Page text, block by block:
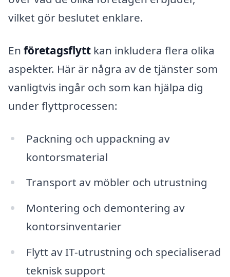
vilket gör beslutet enklare.
En företagsflytt kan inkludera flera olika
aspekter. Här är några av de tjänster som
vanligtvis ingår och som kan hjälpa dig
under flyttprocessen:
Packning och uppackning av
kontorsmaterial
Transport av möbler och utrustning
Montering och demontering av
kontorsinventarier
Flytt av IT-utrustning och specialiserad
teknisk support